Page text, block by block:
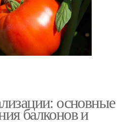
основные
балконов и